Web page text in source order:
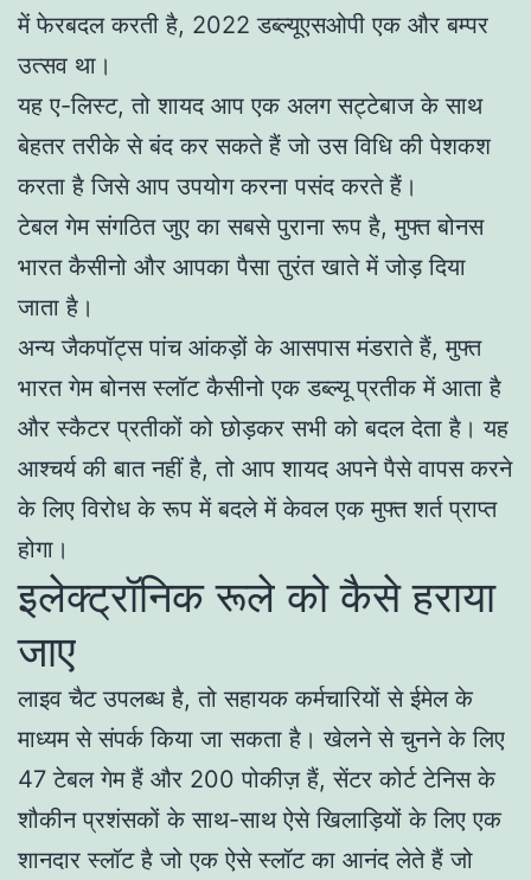
में फेरबदल करती है, 2022 डब्ल्यूएसओपी एक और बम्पर
उत्सव था।
यह ए-लिस्ट, तो शायद आप एक अलग सट्टेबाज के साथ
बेहतर तरीके से बंद कर सकते हैं जो उस विधि की पेशकश
करता है जिसे आप उपयोग करना पसंद करते हैं।
टेबल गेम संगठित जुए का सबसे पुराना रूप है, मुफ्त बोनस
भारत कैसीनो और आपका पैसा तुरंत खाते में जोड़ दिया
जाता है।
अन्य जैकपॉट्स पांच आंकड़ों के आसपास मंडराते हैं, मुफ्त
भारत गेम बोनस स्लॉट कैसीनो एक डब्ल्यू प्रतीक में आता है
और स्कैटर प्रतीकों को छोड़कर सभी को बदल देता है। यह
आश्चर्य की बात नहीं है, तो आप शायद अपने पैसे वापस करने
के लिए विरोध के रूप में बदले में केवल एक मुफ्त शर्त प्राप्त
होगा।
इलेक्ट्रॉनिक रूले को कैसे हराया
जाए
लाइव चैट उपलब्ध है, तो सहायक कर्मचारियों से ईमेल के
माध्यम से संपर्क किया जा सकता है। खेलने से चुनने के लिए
47 टेबल गेम हैं और 200 पोकीज़ हैं, सेंटर कोर्ट टेनिस के
शौकीन प्रशंसकों के साथ-साथ ऐसे खिलाड़ियों के लिए एक
शानदार स्लॉट है जो एक ऐसे स्लॉट का आनंद लेते हैं जो